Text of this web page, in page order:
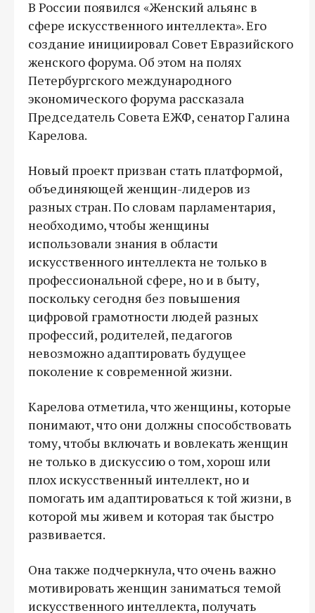
В России появился «Женский альянс в
сфере искусственного интеллекта». Его
создание инициировал Совет Евразийского
женского форума. Об этом на полях
Петербургского международного
экономического форума рассказала
Председатель Совета ЕЖФ, сенатор Галина
Карелова.
Новый проект призван стать платформой,
объединяющей женщин-лидеров из
разных стран. По словам парламентария,
необходимо, чтобы женщины
использовали знания в области
искусственного интеллекта не только в
профессиональной сфере, но и в быту,
поскольку сегодня без повышения
цифровой грамотности людей разных
профессий, родителей, педагогов
невозможно адаптировать будущее
поколение к современной жизни.
Карелова отметила, что женщины, которые
понимают, что они должны способствовать
тому, чтобы включать и вовлекать женщин
не только в дискуссию о том, хорош или
плох искусственный интеллект, но и
помогать им адаптироваться к той жизни, в
которой мы живем и которая так быстро
развивается.
Она также подчеркнула, что очень важно
мотивировать женщин заниматься темой
искусственного интеллекта, получать